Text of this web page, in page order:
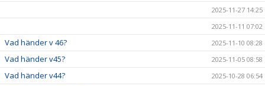
2025-11-27 14:25
2025-11-11 07:02
Vad händer v 46? 2025-11-10 08:28
Vad händer v45? 2025-11-05 08:58
Vad händer v44? 2025-10-28 06:54